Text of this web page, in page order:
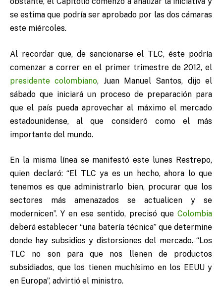
se estima que podría ser aprobado por las dos cámaras
este miércoles.
Al recordar que, de sancionarse el TLC, éste podría
comenzar a correr en el primer trimestre de 2012, el
presidente colombiano, Juan Manuel Santos, dijo el
sábado que iniciará un proceso de preparación para
que el país pueda aprovechar al máximo el mercado
estadounidense, al que consideró como el más
importante del mundo.
En la misma línea se manifestó este lunes Restrepo,
quien declaró: “El TLC ya es un hecho, ahora lo que
tenemos es que administrarlo bien, procurar que los
sectores más amenazados se actualicen y se
modernicen”. Y en ese sentido, precisó que Colombia
deberá establecer “una batería técnica” que determine
donde hay subsidios y distorsiones del mercado. “Los
TLC no son para que nos llenen de productos
subsidiados, que los tienen muchísimo en los EEUU y
en Europa”, advirtió el ministro.